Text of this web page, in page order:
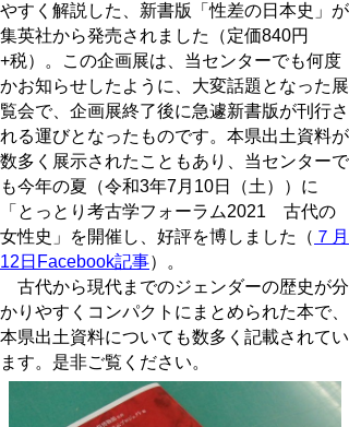
やすく解説した、新書版「性差の日本史」が
集英社から発売されました（定価840円
+税）。この企画展は、当センターでも何度
かお知らせしたように、大変話題となった展
覧会で、企画展終了後に急遽新書版が刊行さ
れる運びとなったものです。本県出土資料が
数多く展示されたこともあり、当センターで
も今年の夏（令和3年7月10日（土））に
「とっとり考古学フォーラム2021 古代の
女性史」を開催し、好評を博しました（ ７月
12日Facebook記事）。
古代から現代までのジェンダーの歴史が分
かりやすくコンパクトにまとめられた本で、
本県出土資料についても数多く記載されてい
ます。是非ご覧ください。